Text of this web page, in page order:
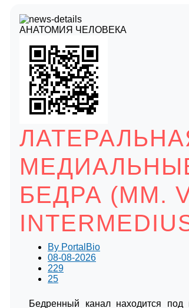
АНАТОМИЯ ЧЕЛОВЕКА
БЕДРА (MM.
By PortalBio
08-08-2026
229
25
Бедренный канал находится